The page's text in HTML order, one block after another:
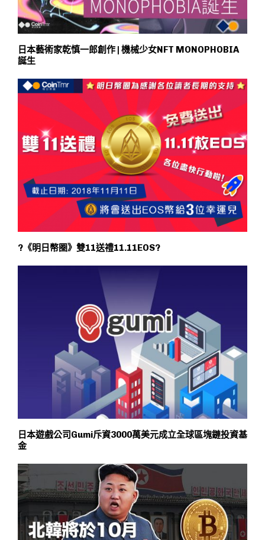
日本藝術家乾慎一郎創作 | 機械少女NFT MONOPHOBIA
誕生
?《明日幣圈》雙11送禮11.11EOS?
日本遊戲公司Gumi斥資3000萬美元成立全球區塊鏈投資基
金